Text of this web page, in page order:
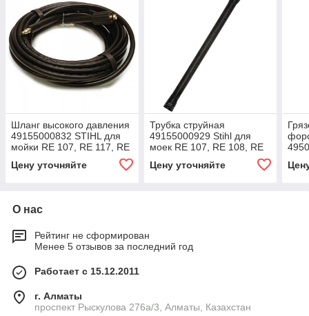
Шланг высокого давления
49155000832 STIHL для
мойки RE 107, RE 117, RE
Цену уточняйте
Трубка струйная
49155000929 Stihl для
моек RE 107, RE 108, RE
118, RE 119, RE 128 Plus
Цену уточняйте
О нас
Рейтинг не сформирован
Менее 5 отзывов за последний год
Работает с 15.12.2011
г. Алматы
проспект Рыскулова 276а/3, Алматы, Казахстан